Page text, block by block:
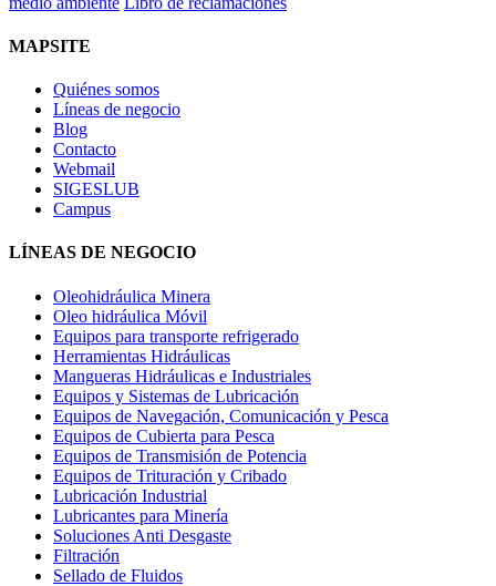
MAPSITE
Quiénes somos
Líneas de negocio
Blog
Contacto
Webmail
SIGESLUB
Campus
LÍNEAS DE NEGOCIO
Oleohidráulica Minera
Oleo hidráulica Móvil
Equipos para transporte refrigerado
Herramientas Hidráulicas
Mangueras Hidráulicas e Industriales
Equipos y Sistemas de Lubricación
Equipos de Navegación, Comunicación y Pesca
Equipos de Cubierta para Pesca
Equipos de Transmisión de Potencia
Equipos de Trituración y Cribado
Lubricación Industrial
Lubricantes para Minería
Soluciones Anti Desgaste
Filtración
Sellado de Fluidos